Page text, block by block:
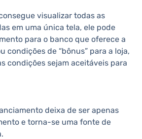
visualizar todas as
em uma única tela, ele pode
para o banco que oferece a
condições de “bônus” para a loja,
condições sejam aceitáveis para
deixa de ser apenas
e torna-se uma fonte de